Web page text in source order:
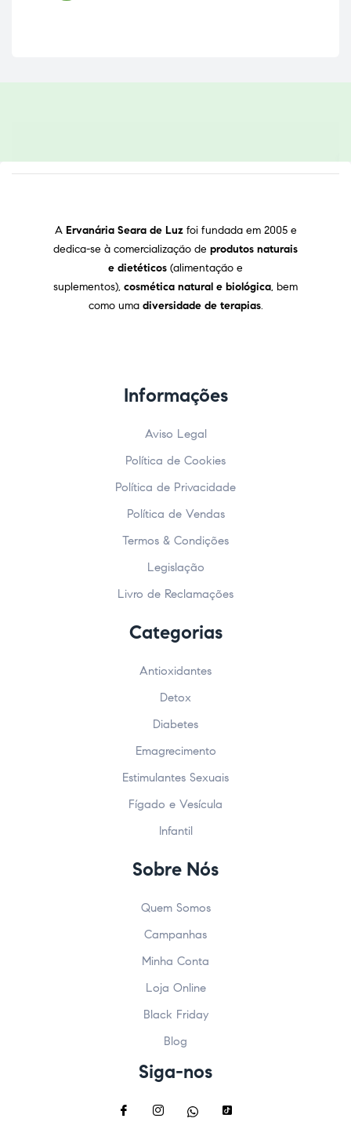
A Ervanária Seara de Luz foi fundada em 2005 e
dedica-se à comercialização de produtos naturais
e dietéticos (alimentação e
suplementos), cosmética natural e biológica, bem
como uma diversidade de terapias.
Informações
Aviso Legal
Política de Cookies
Política de Privacidade
Política de Vendas
Termos & Condições
Legislação
Livro de Reclamações
Categorias
Antioxidantes
Detox
Diabetes
Emagrecimento
Estimulantes Sexuais
Fígado e Vesícula
Infantil
Sobre Nós
Quem Somos
Campanhas
Minha Conta
Loja Online
Black Friday
Blog
Siga-nos